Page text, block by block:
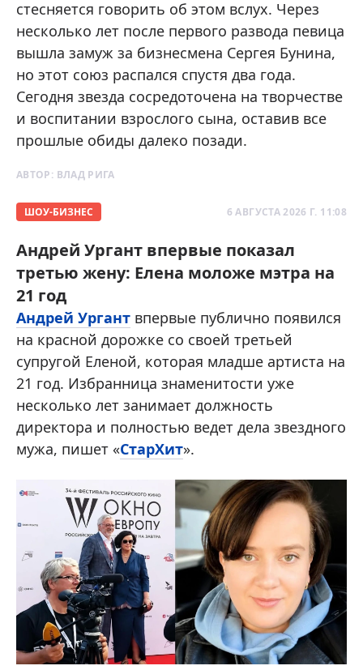
стесняется говорить об этом вслух. Через
несколько лет после первого развода певица
вышла замуж за бизнесмена Сергея Бунина,
но этот союз распался спустя два года.
Сегодня звезда сосредоточена на творчестве
и воспитании взрослого сына, оставив все
прошлые обиды далеко позади.
АВТОР: ВЛАД РИГА
ШОУ-БИЗНЕС 6 АВГУСТА 2026 Г. 11:08
Андрей Ургант впервые показал
третью жену: Елена моложе мэтра на
21 год
Андрей Ургант впервые публично появился
на красной дорожке со своей третьей
супругой Еленой, которая младше артиста на
21 год. Избранница знаменитости уже
несколько лет занимает должность
директора и полностью ведет дела звездного
мужа, пишет «СтарХит».